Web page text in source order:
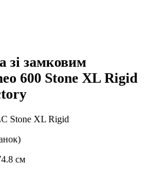
зі замковим
600 Stone XL Rigid
Stone XL Rigid
см